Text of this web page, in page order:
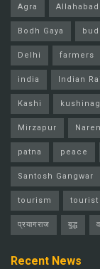
Agra Allahabad
Bodh Gaya
Delhi farmers
india Indian
Kashi
Mirzapur
patna peace
Santosh Gangwar
tourism tourist
प्रयागराज बुद्ध
Recent News